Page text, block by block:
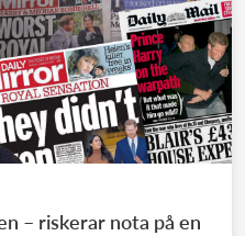
– riskerar nota på en